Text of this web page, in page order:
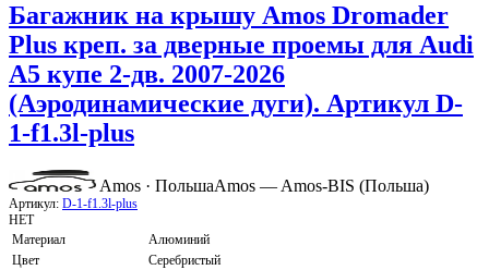
Багажник на крышу Amos Dromader
Plus креп. за дверные проемы для Audi
A5 купе 2-дв. 2007-2026
(Аэродинамические дуги). Артикул D-
1-f1.3l-plus
Amos · ПольшаAmos — Amos-BIS (Польша)
Артикул: D-1-f1.3l-plus
НЕТ
Материал
Алюминий
Цвет
Серебристый